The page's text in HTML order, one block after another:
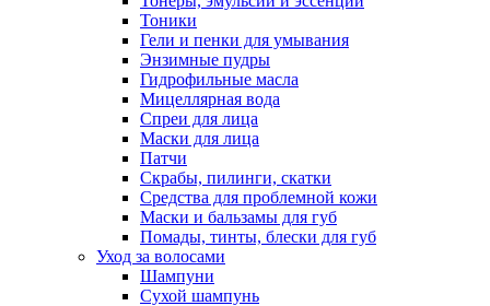
Тоники
Гели и пенки для умывания
Энзимные пудры
Гидрофильные масла
Мицеллярная вода
Спреи для лица
Маски для лица
Патчи
Скрабы, пилинги, скатки
Средства для проблемной кожи
Маски и бальзамы для губ
Помады, тинты, блески для губ
Уход за волосами
Шампуни
Сухой шампунь